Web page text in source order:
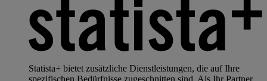
Statista+ bietet zusätzliche Dienstleistungen, die auf Ihre
spezifischen Bedürfnisse zugeschnitten sind. Als Ihr Partner